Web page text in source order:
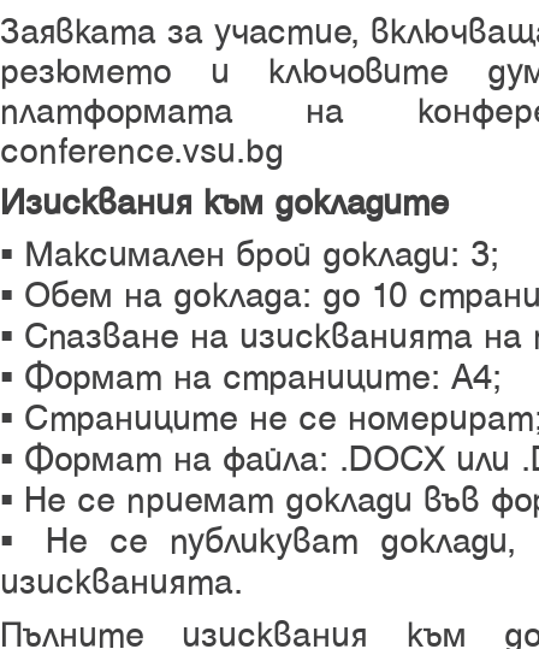
Заявката за участие,
резюмето и ключовите
платформата на
conference.vsu.bg
Изисквания към докладите
▪ Максимален брой доклади: 3;
▪ Обем на доклада: до 10
▪ Спазване на изискванията
▪ Формат на страниците: A4;
▪ Страниците не се
▪ Формат на файла: .DOCX или
▪ Не се приемат доклади във
▪ Не се публикуват
изискванията.
Пълните изисквания към